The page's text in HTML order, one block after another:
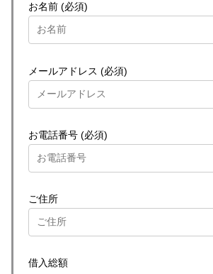
お名前 (必須)
メールアドレス (必須)
お電話番号 (必須)
ご住所
借入総額